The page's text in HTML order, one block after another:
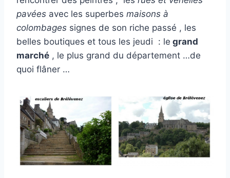
pavées avec les superbes maisons à
colombages signes de son riche passé , les
belles boutiques et tous les jeudi : le grand
marché , le plus grand du département …de
quoi flâner …